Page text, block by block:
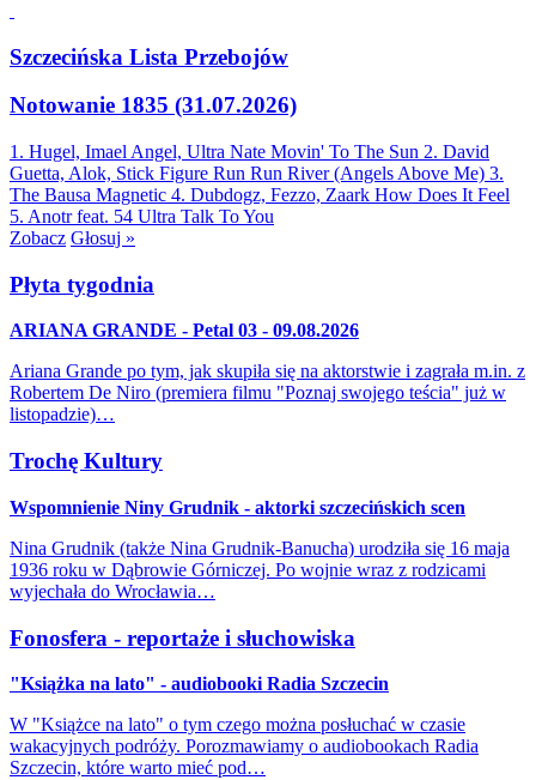
Szczecińska Lista Przebojów
Notowanie 1835 (31.07.2026)
1. Hugel, Imael Angel, Ultra Nate Movin' To The Sun 2. David
Guetta, Alok, Stick Figure Run Run River (Angels Above Me) 3.
The Bausa Magnetic 4. Dubdogz, Fezzo, Zaark How Does It Feel
5. Anotr feat. 54 Ultra Talk To You
Zobacz Głosuj »
Płyta tygodnia
ARIANA GRANDE - Petal 03 - 09.08.2026
Ariana Grande po tym, jak skupiła się na aktorstwie i zagrała m.in. z
Robertem De Niro (premiera filmu "Poznaj swojego teścia" już w
listopadzie)…
Trochę Kultury
Wspomnienie Niny Grudnik - aktorki szczecińskich scen
Nina Grudnik (także Nina Grudnik-Banucha) urodziła się 16 maja
1936 roku w Dąbrowie Górniczej. Po wojnie wraz z rodzicami
wyjechała do Wrocławia…
Fonosfera - reportaże i słuchowiska
"Książka na lato" - audiobooki Radia Szczecin
W "Książce na lato" o tym czego można posłuchać w czasie
wakacyjnych podróży. Porozmawiamy o audiobookach Radia
Szczecin, które warto mieć pod…